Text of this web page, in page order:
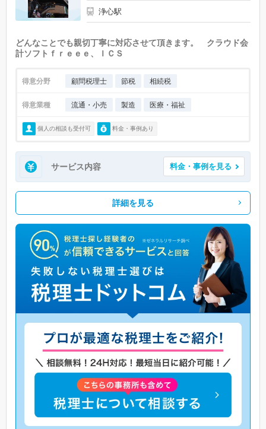
浄心駅
どんなことでも親切丁寧に対応させて頂きます。 クラウド会
計ソフトｆｒｅｅｅ、ＩＣＳ
得意分野 顧問税理士 節税 相続税
得意業種 流通・小売 製造 医療・福祉
個人の相談も受付可 料金・事例あり
サービス内容 料金・事例を見る
詳細を見る